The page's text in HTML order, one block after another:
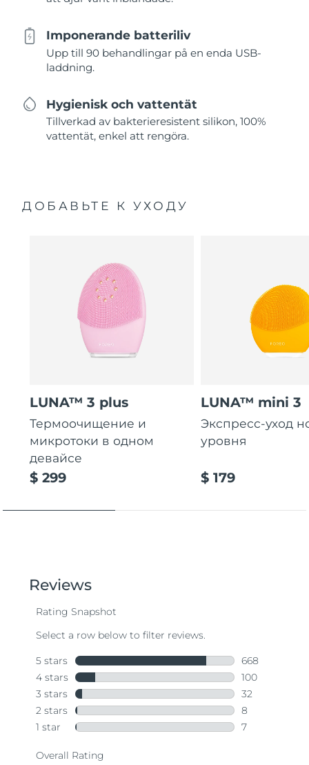
Imponerande batteriliv
Upp till 90 behandlingar på en enda USB-
laddning.
Hygienisk och vattentät
Tillverkad av bakterieresistent silikon, 100%
vattentät, enkel att rengöra.
ДОБАВЬТЕ К УХОДУ
LUNA™ 3 plus
Термоочищение и
микротоки в одном
девайсе
$ 299
LUNA™ mini 3
Экспресс-уход
уровня
$ 179